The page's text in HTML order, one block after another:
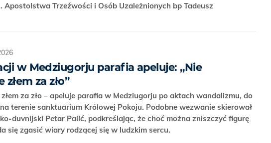
Apostolstwa Trzeźwości i Osób Uzależnionych bp Tadeusz
w Medziugorju parafia apeluje: „Nie
złem za zło”
złem za zło – apeluje parafia w Medziugorju po aktach wandalizmu, do
terenie sanktuarium Królowej Pokoju. Podobne wezwanie skierował
duvnijski Petar Palić, podkreślając, że choć można zniszczyć figurę
się zgasić wiary rodzącej się w ludzkim sercu.